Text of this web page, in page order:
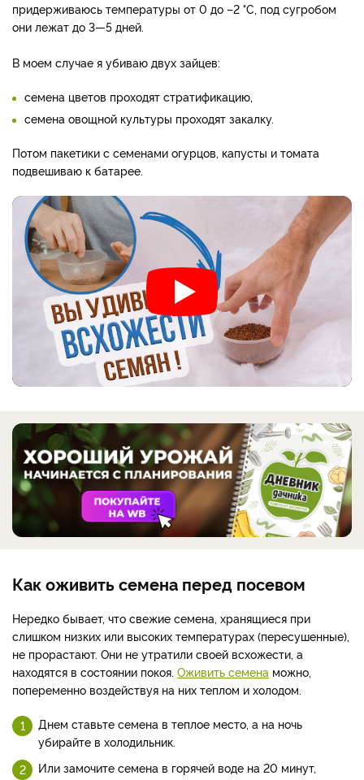
придерживаюсь температуры от 0 до –2 °С, под сугробом
они лежат до 3—5 дней.
В моем случае я убиваю двух зайцев:
семена цветов проходят стратификацию,
семена овощной культуры проходят закалку.
Потом пакетики с семенами огурцов, капусты и томата
подвешиваю к батарее.
Как оживить семена перед посевом
Нередко бывает, что свежие семена, хранящиеся при
слишком низких или высоких температурах (пересушенные),
не прорастают. Они не утратили своей всхожести, а
находятся в состоянии покоя. Оживить семена можно,
попеременно воздействуя на них теплом и холодом.
Днем ставьте семена в теплое место, а на ночь
убирайте в холодильник.
Или замочите семена в горячей воде на 20 минут,